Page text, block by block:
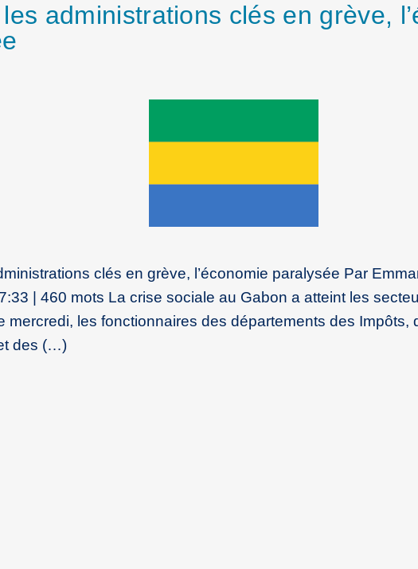
administrations clés en grève,
clés en grève, l’économie paralysée Par
| 460 mots La crise sociale au Gabon a atteint les
mercredi, les fonctionnaires des départements des Impôts,
des (…)